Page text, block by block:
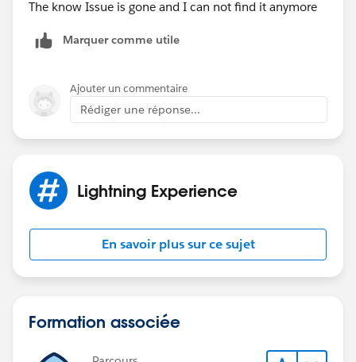
The know Issue is gone and I can not find it anymore
Marquer comme utile
Ajouter un commentaire
Rédiger une réponse...
Lightning Experience
En savoir plus sur ce sujet
Formation associée